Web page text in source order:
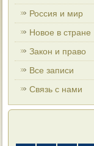
Россия и мир
Новое в стране
Закон и право
Все записи
Связь с нами